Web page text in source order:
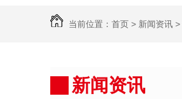
当前位置： 首页 > 新闻资讯 >
新闻资讯